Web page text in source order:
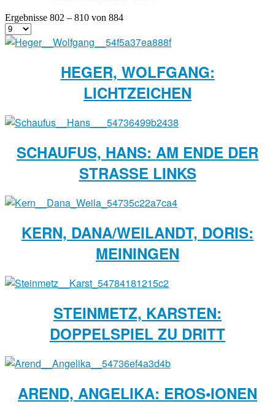
Ergebnisse 802 – 810 von 884
HEGER, WOLFGANG:
LICHTZEICHEN
SCHAUFUS, HANS: AM ENDE DER
STRASSE LINKS
KERN, DANA/WEILANDT, DORIS:
MEININGEN
STEINMETZ, KARSTEN:
DOPPELSPIEL ZU DRITT
AREND, ANGELIKA: EROS•IONEN